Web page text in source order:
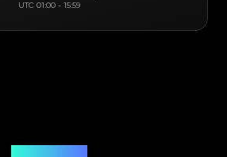
UTC 01:00 - 15:59